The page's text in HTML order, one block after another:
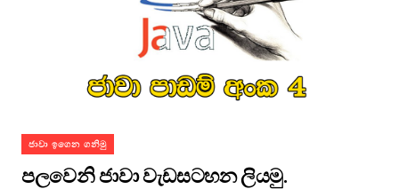
ජාවා ඉගෙන ගනිමු
පලවෙනි ජාවා වැඩසටහන ලියමු.